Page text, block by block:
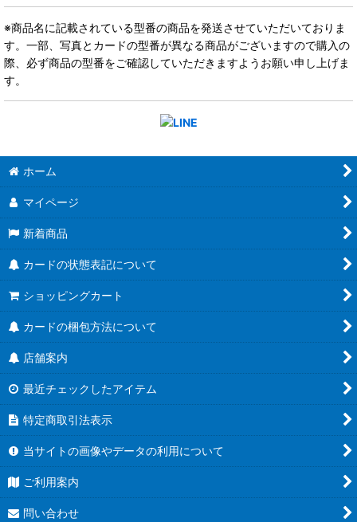
※商品名に記載されている型番の商品を発送させていただいておりま
す。一部、写真とカードの型番が異なる商品がございますので購入の
際、必ず商品の型番をご確認していただきますようお願い申し上げま
す。
ホーム
マイページ
新着商品
カードの状態表記について
ショッピングカート
カードの梱包方法について
店舗案内
最近チェックしたアイテム
特定商取引法表示
当サイトの画像やデータの利用について
ご利用案内
問い合わせ